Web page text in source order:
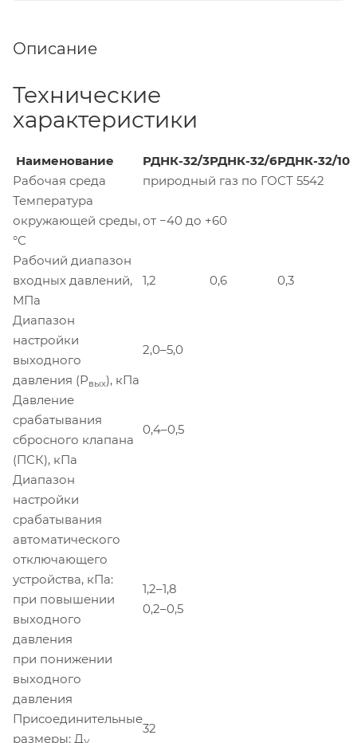
Описание
Технические
характеристики
Наименование РДНК-32/3РДНК-32/6РДНК-32/10
Рабочая среда
природный газ по ГОСТ 5542
Температура
окружающей среды,
°С
от −40 до +60
Рабочий диапазон
входных давлений,
МПа
1,2 0,6 0,3
Диапазон
настройки
выходного
давления (Рвых), кПа
2,0–5,0
Давление
срабатывания
сбросного клапана
(ПСК), кПа
0,4–0,5
Диапазон
настройки
срабатывания
автоматического
отключающего
устройства, кПа:
при повышении
выходного
давления
при понижении
выходного
давления
1,2–1,8
0,2–0,5
Присоединительные
размеры: Д
32